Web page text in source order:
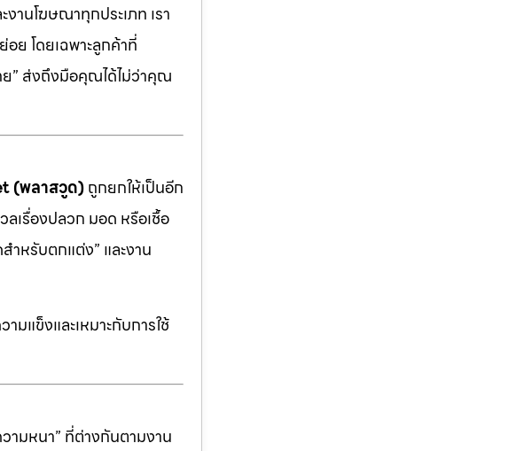
นโฆษณาทุกประเภท เรา
ย โดยเฉพาะลูกค้าที่
” ส่งถึงมือคุณได้ไม่ว่าคุณ
(พลาสวูด)ถูกยกให้เป็นอีก
เรื่องปลวก มอด หรือเชื้อ
ำหรับตกแต่ง” และงาน
แข็งและเหมาะกับการใช้
ามหนา” ที่ต่างกันตามงาน